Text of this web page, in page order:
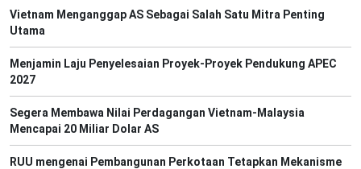
Vietnam Menganggap AS Sebagai Salah Satu Mitra Penting
Utama
Menjamin Laju Penyelesaian Proyek-Proyek Pendukung APEC
2027
Segera Membawa Nilai Perdagangan Vietnam-Malaysia
Mencapai 20 Miliar Dolar AS
RUU mengenai Pembangunan Perkotaan Tetapkan Mekanisme